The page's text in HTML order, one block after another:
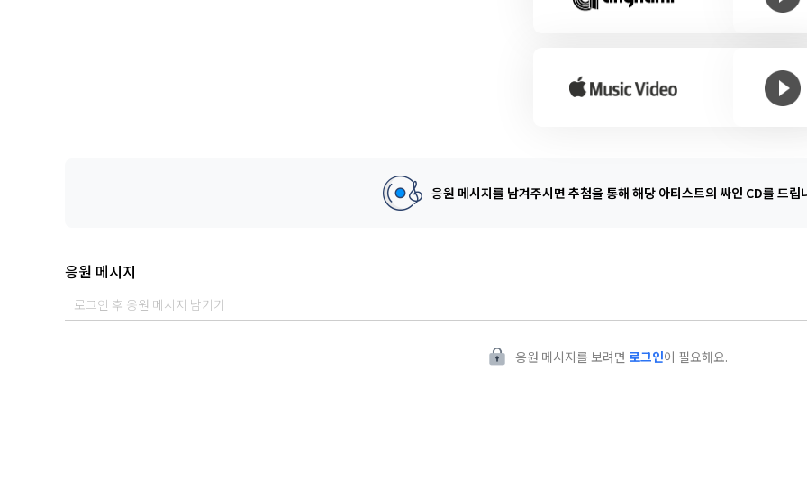
응원 메시지를 남겨주시면 추첨을 통해 해당 아티스트의 싸인 CD를 드립
응원 메시지
응원 메시지를 보려면 로그인이 필요해요.